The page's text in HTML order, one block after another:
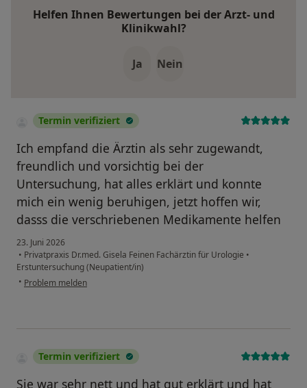
Helfen Ihnen Bewertungen bei der Arzt- und
Klinikwahl?
Ja Nein
Termin verifiziert
Ich empfand die Ärztin als sehr zugewandt,
freundlich und vorsichtig bei der
Untersuchung, hat alles erklärt und konnte
mich ein wenig beruhigen, jetzt hoffen wir,
dasss die verschriebenen Medikamente helfen
23. Juni 2026
• Privatpraxis Dr.med. Gisela Feinen Fachärztin für Urologie •
Erstuntersuchung (Neupatient/in)
• Problem melden
Termin verifiziert
Sie war sehr nett und hat gut erklärt und hat